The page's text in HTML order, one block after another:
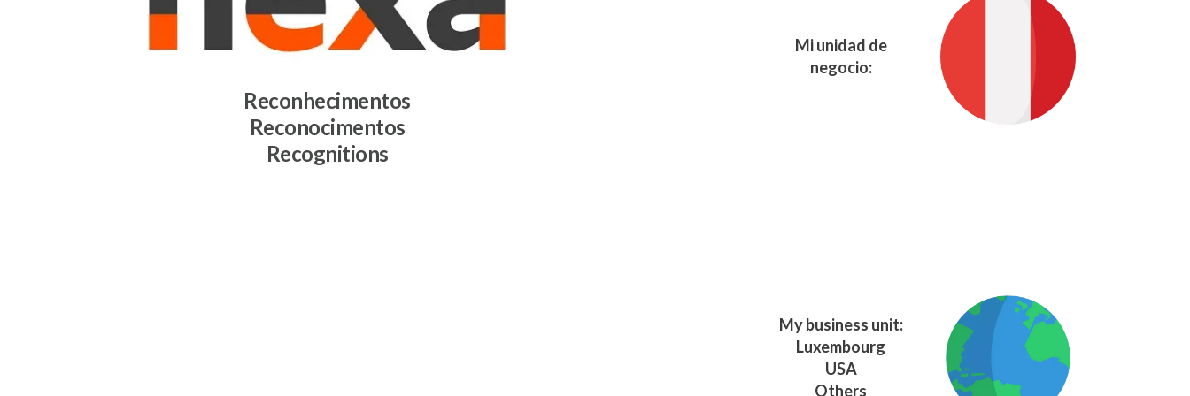
Reconhecimentos
Reconocimentos
Recognitions
Mi unidad de
negocio:
My business unit:
Luxembourg
USA
Others